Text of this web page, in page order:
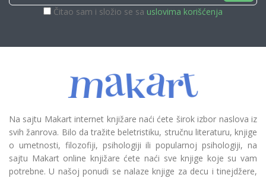
Čitao sam i složio se sa uslovima korišćenja
Na sajtu Makart internet knjižare naći ćete širok izbor naslova iz
svih žanrova. Bilo da tražite beletristiku, stručnu literaturu, knjige
o umetnosti, filozofiji, psihologiji ili popularnoj psihologiji, na
sajtu Makart online knjižare ćete naći sve knjige koje su vam
potrebne. U našoj ponudi se nalaze knjige za decu i tinejdžere,